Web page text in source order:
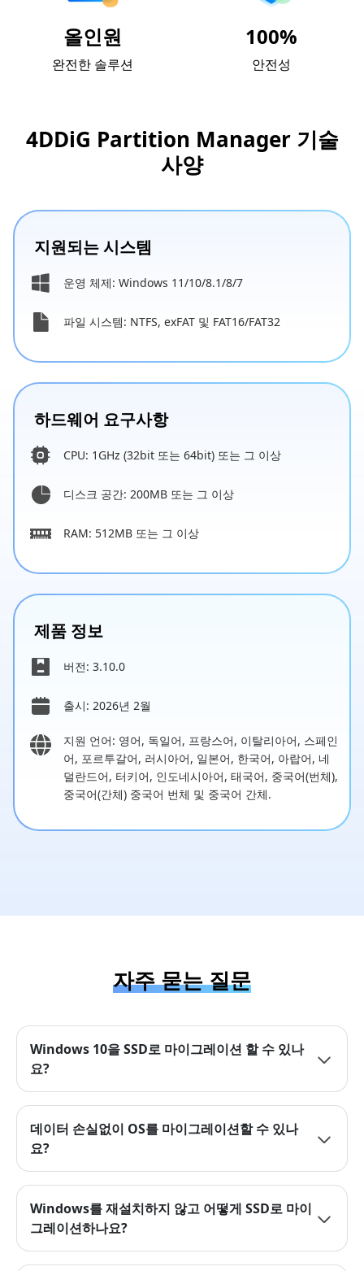
올인원
완전한 솔루션
100%
안전성
4DDiG Partition Manager 기술
사양
지원되는 시스템
운영 체제: Windows 11/10/8.1/8/7
파일 시스템: NTFS, exFAT 및 FAT16/FAT32
하드웨어 요구사항
CPU: 1GHz (32bit 또는 64bit) 또는 그 이상
디스크 공간: 200MB 또는 그 이상
RAM: 512MB 또는 그 이상
제품 정보
버전: 3.10.0
출시: 2026년 2월
지원 언어: 영어, 독일어, 프랑스어, 이탈리아어, 스페인
어, 포르투갈어, 러시아어, 일본어, 한국어, 아랍어, 네
덜란드어, 터키어, 인도네시아어, 태국어, 중국어(번체),
중국어(간체) 중국어 번체 및 중국어 간체.
자주 묻는 질문
Windows 10을 SSD로 마이그레이션 할 수 있나
요?
데이터 손실없이 OS를 마이그레이션할 수 있나
요?
Windows를 재설치하지 않고 어떻게 SSD로 마이
그레이션하나요?